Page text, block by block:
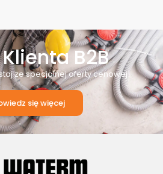
B2B
ze specjalnej oferty cenowej!
się więcej